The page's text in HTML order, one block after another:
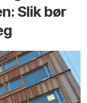
Slik bør